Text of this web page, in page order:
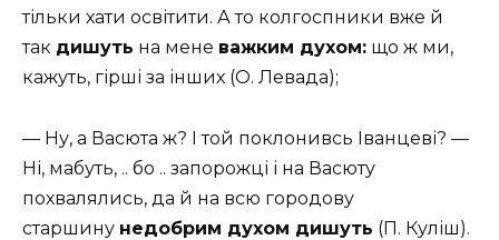
тільки хати освітити. А то колгоспники вже й
так дишуть на мене важким духом: що ж ми,
кажуть, гірші за інших (О. Левада);
— Ну, а Васюта ж? І той поклонивсь Іванцеві? —
Ні, мабуть, .. бо .. запорожці і на Васюту
похвалялись, да й на всю городову
старшину недобрим духом дишуть (П. Куліш).